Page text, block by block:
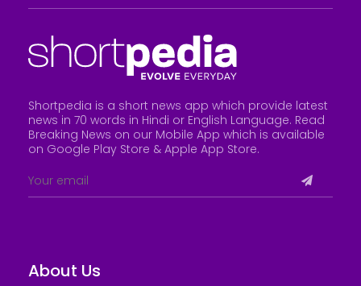
Shortpedia is a short news app which provide latest
news in 70 words in Hindi or English Language. Read
Breaking News on our Mobile App which is available
on Google Play Store & Apple App Store.
About Us